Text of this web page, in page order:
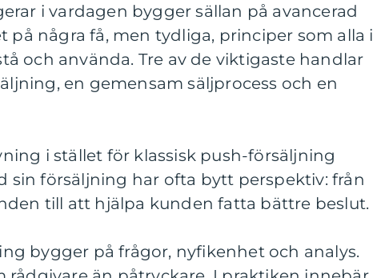
i vardagen bygger sällan på avancerad
på några få, men tydliga, principer som alla i
och använda. Tre av de viktigaste handlar
en gemensam säljprocess och en
i stället för klassisk push-försäljning
sin försäljning har ofta bytt perspektiv: från
till att hjälpa kunden fatta bättre beslut.
bygger på frågor, nyfikenhet och analys.